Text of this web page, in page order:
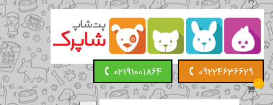
09224636629
02191001864
0